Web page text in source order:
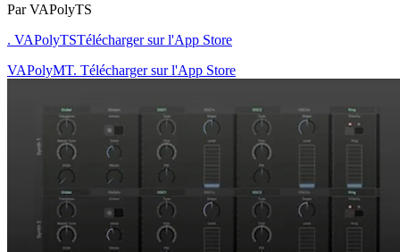
Par VAPolyTS
. VAPolyTSTélécharger sur l'App Store
VAPolyMT. Télécharger sur l'App Store